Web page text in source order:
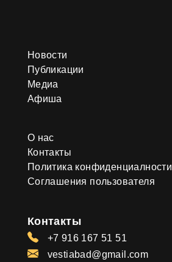
Новости
Публикации
Медиа
Афиша
О нас
Контакты
Политика конфиденциалности
Соглашения пользователя
Контакты
+7 916 167 51 51
vestiabad@gmail.com